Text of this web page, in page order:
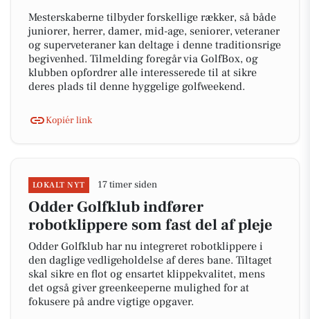
Mesterskaberne tilbyder forskellige rækker, så både
juniorer, herrer, damer, mid-age, seniorer, veteraner
og superveteraner kan deltage i denne traditionsrige
begivenhed. Tilmelding foregår via GolfBox, og
klubben opfordrer alle interesserede til at sikre
deres plads til denne hyggelige golfweekend.
Kopiér link
LOKALT NYT 17 timer siden
Odder Golfklub indfører
robotklippere som fast del af pleje
Odder Golfklub har nu integreret robotklippere i
den daglige vedligeholdelse af deres bane. Tiltaget
skal sikre en flot og ensartet klippekvalitet, mens
det også giver greenkeeperne mulighed for at
fokusere på andre vigtige opgaver.